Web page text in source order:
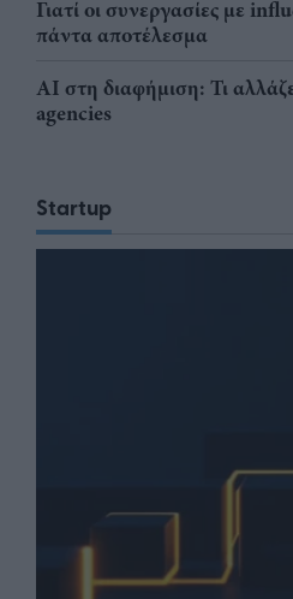
Γιατί οι συνεργασίες με
πάντα αποτέλεσμα
AI στη διαφήμιση: Τι
agencies
Startup